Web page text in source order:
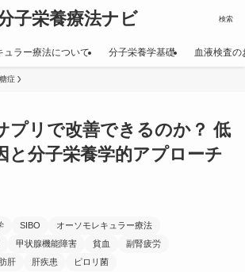
子栄養療法ナビ 検索
ュラー療法について 分子栄養学基礎 血液検査の
症
プリで改善できるのか？ 低
と分子栄養学的アプローチ
SIBO
オーソモレキュラー療法
甲状腺機能障害 貧血
副腎疲労
肝 肝疾患 ピロリ菌